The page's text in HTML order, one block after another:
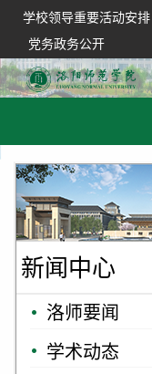
学校领导重要活动安排
党务政务公开
新闻中心
洛师要闻
学术动态